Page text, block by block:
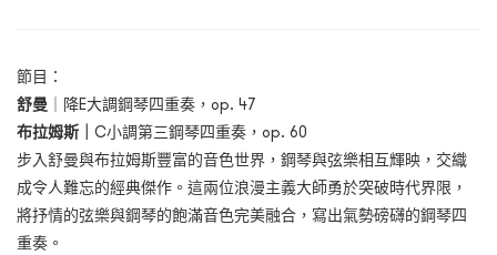
節目：
舒曼
降E大調鋼琴四重奏，op. 47
布拉姆斯｜ C小調第三鋼琴四重奏，op. 60
步入舒曼與布拉姆斯豐富的音色世界，鋼琴與弦樂相互輝映，交織
成令人難忘的經典傑作。這兩位浪漫主義大師勇於突破時代界限，
將抒情的弦樂與鋼琴的飽滿音色完美融合，寫出氣勢磅礴的鋼琴四
重奏。